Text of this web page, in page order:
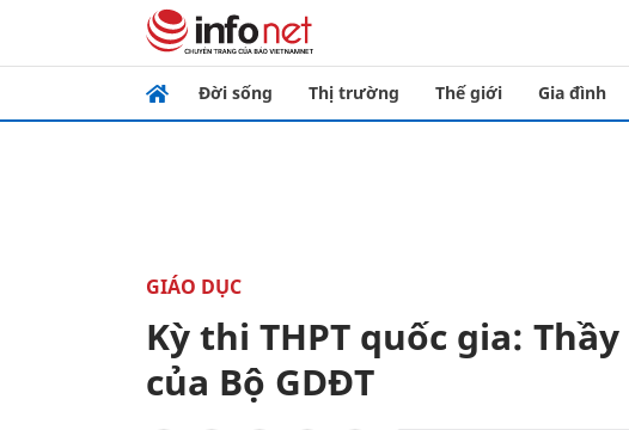
Đời sống Thị trường Thế giới Gia đình
GIÁO DỤC
Kỳ thi THPT quốc gia:
của Bộ GDĐT